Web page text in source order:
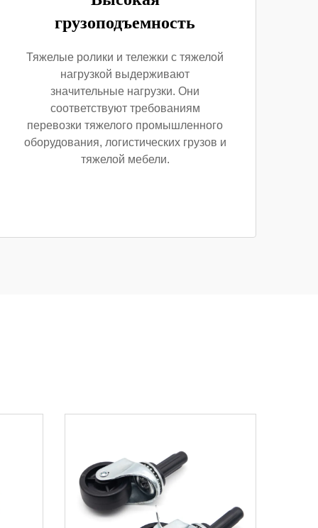
грузоподъемность
Тяжелые ролики и тележки с тяжелой
нагрузкой выдерживают
значительные нагрузки. Они
соответствуют требованиям
перевозки тяжелого промышленного
оборудования, логистических грузов и
тяжелой мебели.